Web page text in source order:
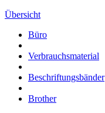
Übersicht
Büro
Verbrauchsmaterial
Beschriftungsbänder
Brother